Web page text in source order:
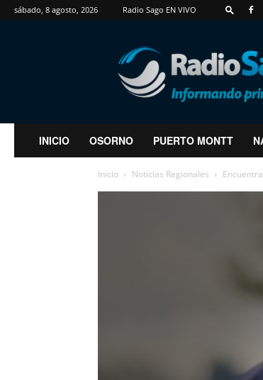
sábado, 8 agosto, 2026 Radio Sago EN VIVO
RadioSago
INICIO OSORNO PUERTO MONTT
Inicio Noticias Regionales